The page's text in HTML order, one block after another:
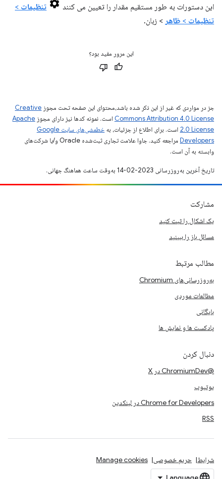
این دستورات به طور مستقیم مقدار را تعیین می کنند تنظیمات >
تنظیمات > ظاهر > زبان.
این مرور مفید بود؟
جز در مواردی که غیر از این ذکر شده باشد،‌محتوای این صفحه تحت مجوز Creative
Commons Attribution 4.0 License است. نمونه کدها نیز دارای مجوز Apache
2.0 License است. برای اطلاع از جزئیات، به
خطمشی‌های سایت Google
Developers‏
مراجعه کنید. جاوا علامت تجاری ثبت‌شده Oracle و/یا شرکت‌های
وابسته به آن است.
تاریخ آخرین به‌روزرسانی 2023-02-14 به‌وقت ساعت هماهنگ جهانی.
مشارکت
یک اشکال را ثبت کنید
مسائل باز را ببینید
مطالب مرتبط
به‌روزرسانی‌های Chromium
مطالعات موردی
بایگانی
پادکست ها و نمایش ها
دنبال کردن
@ChromiumDev در X
یوتیوب
Chrome for Developers در لینکدین
RSS
شرایط حریم خصوصی Manage cookies